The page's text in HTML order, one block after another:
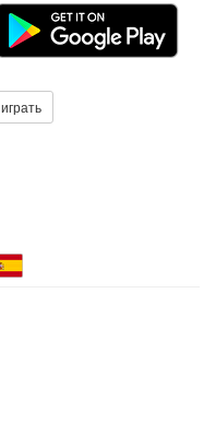
играть